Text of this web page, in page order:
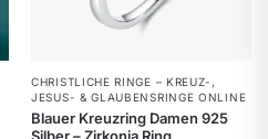
CHRISTLICHE RINGE – KREUZ-,
JESUS- & GLAUBENSRINGE ONLINE
Blauer Kreuzring Damen 925